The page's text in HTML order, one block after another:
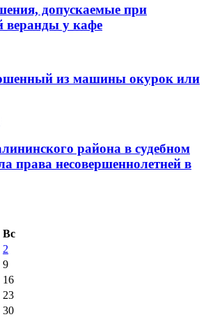
допускаемые при
веранды у кафе
из машины окурок или
района в судебном
права несовершеннолетней в
Вс
2
9
16
23
30